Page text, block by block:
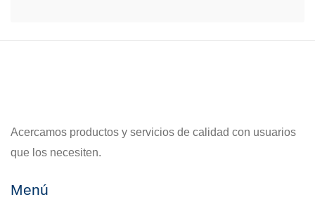
Acercamos productos y servicios de calidad con usuarios
que los necesiten.
Menú